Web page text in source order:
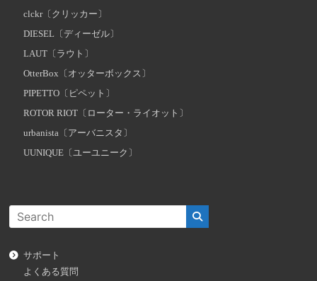
clckr〔クリッカー〕
DIESEL〔ディーゼル〕
LAUT〔ラウト〕
OtterBox〔オッターボックス〕
PIPETTO〔ピペット〕
ROTOR RIOT〔ローター・ライオット〕
urbanista〔アーバニスタ〕
UUNIQUE〔ユーユニーク〕
サポート
よくある質問